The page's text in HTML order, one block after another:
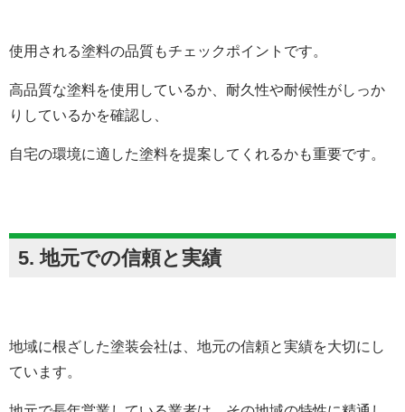
使用される塗料の品質もチェックポイントです。
高品質な塗料を使用しているか、耐久性や耐候性がしっか
りしているかを確認し、
自宅の環境に適した塗料を提案してくれるかも重要です。
5. 地元での信頼と実績
地域に根ざした塗装会社は、地元の信頼と実績を大切にし
ています。